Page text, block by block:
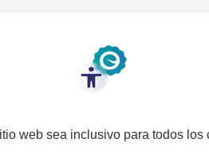
web sea inclusivo para todos